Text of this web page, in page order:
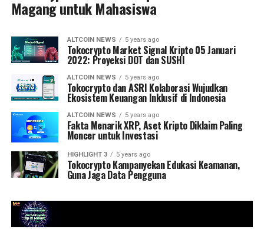
Magang untuk Mahasiswa
ALTCOIN NEWS 5 years ago
Tokocrypto Market Signal Kripto 05 Januari
2022: Proyeksi DOT dan SUSHI
ALTCOIN NEWS 5 years ago
Tokocrypto dan ASRI Kolaborasi Wujudkan
Ekosistem Keuangan Inklusif di Indonesia
ALTCOIN NEWS 5 years ago
Fakta Menarik XRP, Aset Kripto Diklaim Paling
Moncer untuk Investasi
HIGHLIGHT 3 5 years ago
Tokocrypto Kampanyekan Edukasi Keamanan,
Guna Jaga Data Pengguna